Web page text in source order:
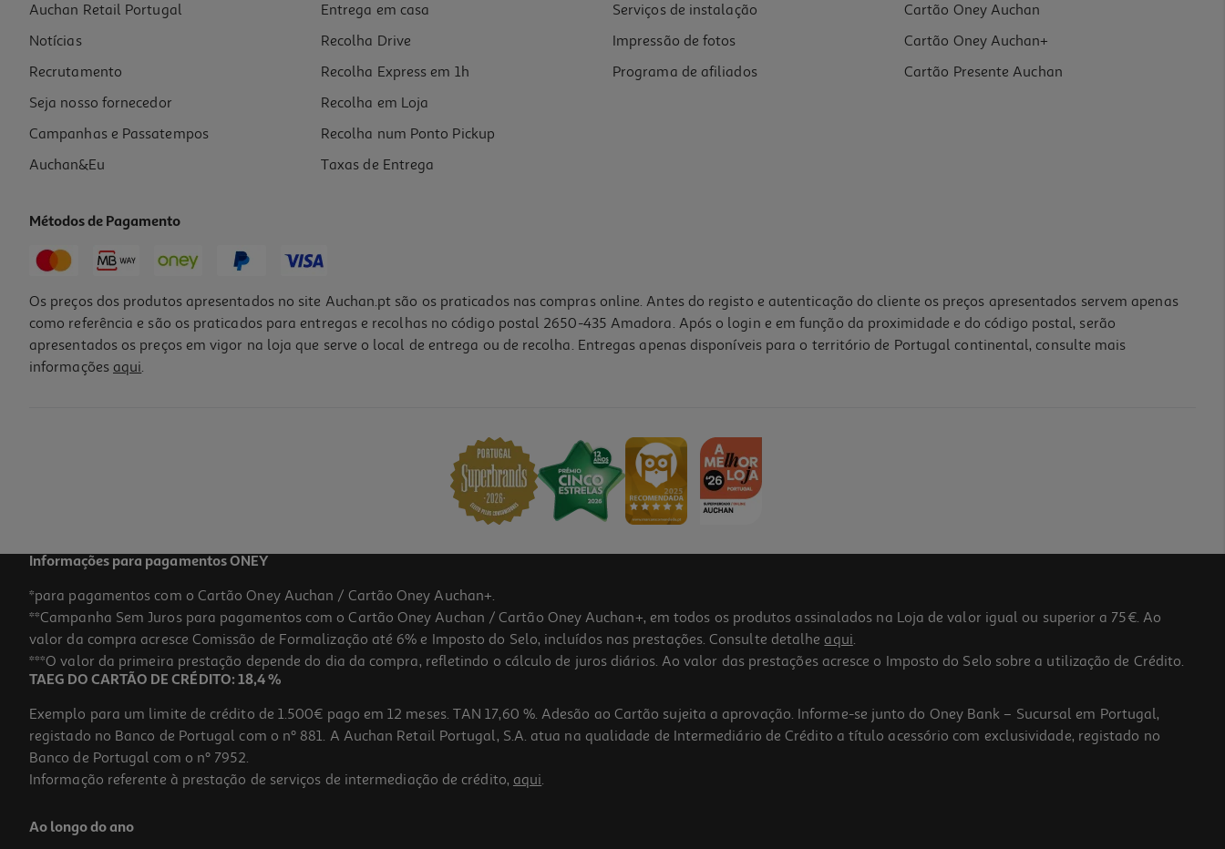
Auchan Retail Portugal
Notícias
Recrutamento
Seja nosso fornecedor
Campanhas e Passatempos
Auchan&Eu
Entrega em casa
Recolha Drive
Recolha Express em 1h
Recolha em Loja
Recolha num Ponto Pickup
Taxas de Entrega
Serviços de instalação
Impressão de fotos
Programa de afiliados
Cartão Oney Auchan
Cartão Oney Auchan+
Cartão Presente Auchan
Métodos de Pagamento
Os preços dos produtos apresentados no site Auchan.pt são os praticados nas compras online. Antes do registo e autenticação do cliente os preços apresentados servem apenas
como referência e são os praticados para entregas e recolhas no código postal 2650-435 Amadora. Após o login e em função da proximidade e do código postal, serão
apresentados os preços em vigor na loja que serve o local de entrega ou de recolha. Entregas apenas disponíveis para o território de Portugal continental, consulte mais
informações aqui.
Informações para pagamentos ONEY
*para pagamentos com o Cartão Oney Auchan / Cartão Oney Auchan+.
**Campanha Sem Juros para pagamentos com o Cartão Oney Auchan / Cartão Oney Auchan+, em todos os produtos assinalados na Loja de valor igual ou superior a 75€. Ao
valor da compra acresce Comissão de Formalização até 6% e Imposto do Selo, incluídos nas prestações. Consulte detalhe aqui.
***O valor da primeira prestação depende do dia da compra, refletindo o cálculo de juros diários. Ao valor das prestações acresce o Imposto do Selo sobre a utilização de Crédito.
TAEG DO CARTÃO DE CRÉDITO: 18,4 %
Exemplo para um limite de crédito de 1.500€ pago em 12 meses. TAN 17,60 %. Adesão ao Cartão sujeita a aprovação. Informe-se junto do Oney Bank – Sucursal em Portugal,
registado no Banco de Portugal com o nº 881. A Auchan Retail Portugal, S.A. atua na qualidade de Intermediário de Crédito a título acessório com exclusividade, registado no
Banco de Portugal com o nº 7952.
Informação referente à prestação de serviços de intermediação de crédito, aqui.
Ao longo do ano